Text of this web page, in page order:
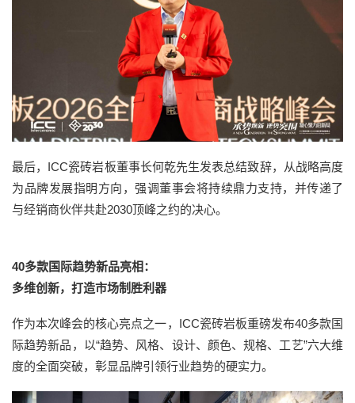
最后，ICC瓷砖岩板董事长何乾先生发表总结致辞，从战略高度
为品牌发展指明方向，强调董事会将持续鼎力支持，并传递了
与经销商伙伴共赴2030顶峰之约的决心。
40多款国际趋势新品亮相：
多维创新，打造市场制胜利器
作为本次峰会的核心亮点之一，ICC瓷砖岩板重磅发布40多款国
际趋势新品，以“趋势、风格、设计、颜色、规格、工艺”六大维
度的全面突破，彰显品牌引领行业趋势的硬实力。